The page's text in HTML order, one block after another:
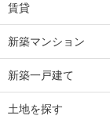
賃貸
新築マンション
新築一戸建て
土地を探す